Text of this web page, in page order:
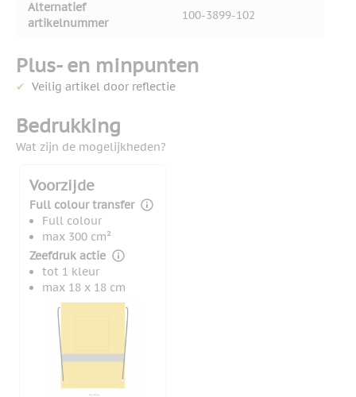
Alternatief
artikelnummer
100-3899-102
Plus- en minpunten
Veilig artikel door reflectie
Bedrukking
Wat zijn de mogelijkheden?
Voorzijde
Full colour transfer
Full colour
max 300 cm²
Zeefdruk actie
tot 1 kleur
max 18 x 18 cm